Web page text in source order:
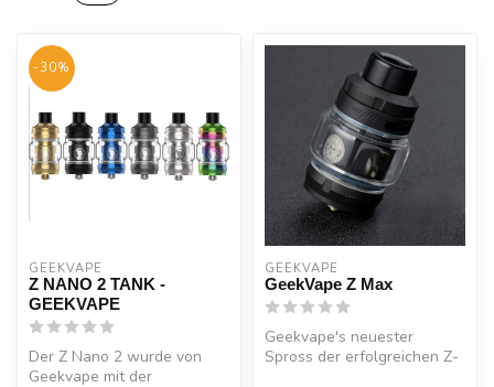
-30%
GEEKVAPE
Z NANO 2 TANK -
GEEKVAPE
Der Z Nano 2 wurde von
Geekvape mit der
GEEKVAPE
GeekVape Z Max
Geekvape's neuester
Spross der erfolgreichen Z-